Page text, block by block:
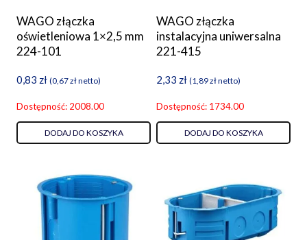
WAGO złączka
oświetleniowa 1×2,5 mm
224-101
0,83 zł (0,67złnetto)
Dostępność: 2008.00
DODAJ DO KOSZYKA
WAGO złączka
instalacyjna uniwersalna
221-415
2,33 zł (1,89złnetto)
Dostępność: 1734.00
DODAJ DO KOSZYKA